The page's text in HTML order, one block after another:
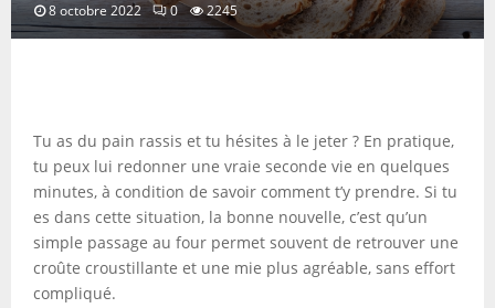
8 octobre 2022 0 2245
Tu as du pain rassis et tu hésites à le jeter ? En pratique,
tu peux lui redonner une vraie seconde vie en quelques
minutes, à condition de savoir comment t’y prendre. Si tu
es dans cette situation, la bonne nouvelle, c’est qu’un
simple passage au four permet souvent de retrouver une
croûte croustillante et une mie plus agréable, sans effort
compliqué.